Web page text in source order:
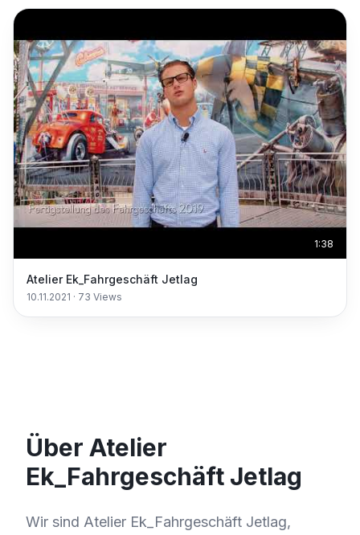
1:38
Atelier Ek_Fahrgeschäft Jetlag
10.11.2021 · 73 Views
Über Atelier
Ek_Fahrgeschäft Jetlag
Wir sind Atelier Ek_Fahrgeschäft Jetlag,